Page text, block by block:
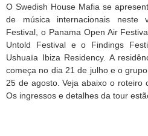
O Swedish House Mafia se
de música internacionais neste
Festival, o Panama Open Air
Untold Festival e o Findings
Ushuaïa Ibiza Residency. A
começa no dia 21 de julho e o
25 de agosto. Veja abaixo o roteiro
Os ingressos e detalhes da tour